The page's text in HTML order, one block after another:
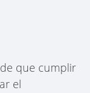
que cumplir
el